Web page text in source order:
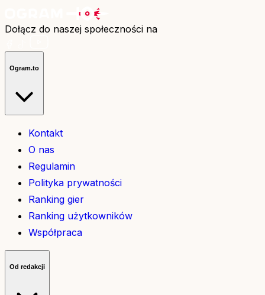
Dołącz do naszej społeczności na
Ogram.to
Kontakt
O nas
Regulamin
Polityka prywatności
Ranking gier
Ranking użytkowników
Współpraca
Od redakcji